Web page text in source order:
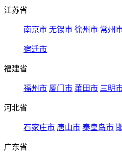
江苏省
南京市 无锡市 徐州市 常州
宿迁市
福建省
福州市 厦门市 莆田市 三明
河北省
石家庄市 唐山市 秦皇岛市
广东省